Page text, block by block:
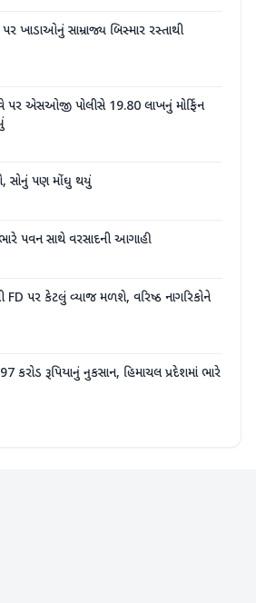
ખાડાઓનું સામ્રાજ્ય બિસ્માર રસ્તાથી
પર એસઓજી પોલીસે 19.80 લાખનું મોર્ફિન
સોનું પણ મોંઘુ થયું
પવન સાથે વરસાદની આગાહી
FD પર કેટલું વ્યાજ મળશે, વરિષ્ઠ નાગરિકોને
કરોડ રૂપિયાનું નુકસાન, હિમાચલ પ્રદેશમાં ભારે